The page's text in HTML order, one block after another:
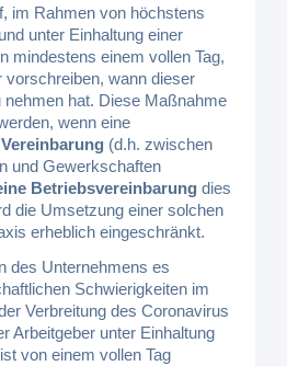
im Rahmen von höchstens
unter Einhaltung einer
mindestens einem vollen Tag,
vorschreiben, wann dieser
hat. Diese Maßnahme
wenn eine
(d.h. zwischen
und Gewerkschaften
Betriebsvereinbarung dies
die Umsetzung einer solchen
erheblich eingeschränkt.
des Unternehmens es
Schwierigkeiten im
Verbreitung des Coronavirus
Arbeitgeber unter Einhaltung
von einem vollen Tag